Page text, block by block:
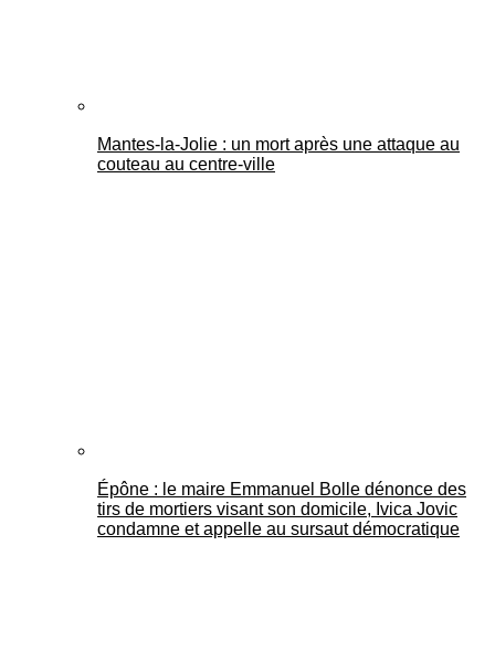
Mantes-la-Jolie : un mort après une attaque au
couteau au centre-ville
Épône : le maire Emmanuel Bolle dénonce des
tirs de mortiers visant son domicile, Ivica Jovic
condamne et appelle au sursaut démocratique